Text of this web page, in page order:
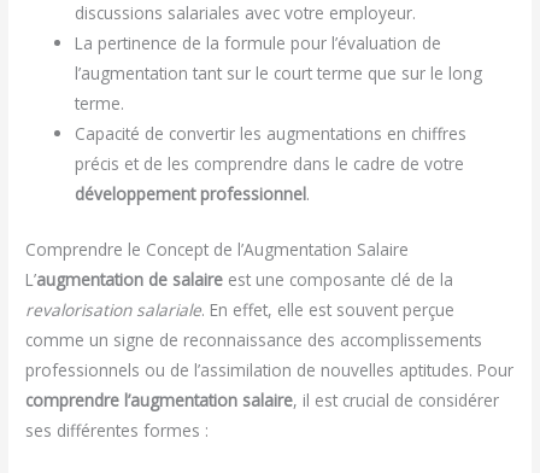
discussions salariales avec votre employeur.
La pertinence de la formule pour l’évaluation de
l’augmentation tant sur le court terme que sur le long
terme.
Capacité de convertir les augmentations en chiffres
précis et de les comprendre dans le cadre de votre
développement professionnel.
Comprendre le Concept de l’Augmentation Salaire
L’augmentation de salaire est une composante clé de la
revalorisation salariale. En effet, elle est souvent perçue
comme un signe de reconnaissance des accomplissements
professionnels ou de l’assimilation de nouvelles aptitudes. Pour
comprendre l’augmentation salaire, il est crucial de considérer
ses différentes formes :